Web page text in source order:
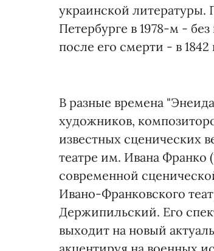
украинской литературы.
Петербурге в 1978-м -
после его смерти - в 1842
В разные времена
художников,
известных сценических
театре им. Ивана Франко
современной
Ивано-Франковского
Держипильский. Его
выходит на новый